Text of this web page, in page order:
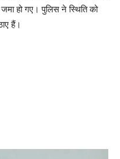
हो गए। पुलिस ने स्थिति को
हैं।